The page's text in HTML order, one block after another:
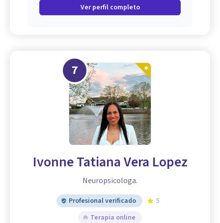
Ver perfil completo
7
Ivonne Tatiana Vera Lopez
Neuropsicologa.
Profesional verificado
5
Terapia online